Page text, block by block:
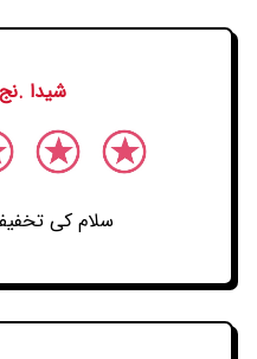
شیدا .نج
سلام کی